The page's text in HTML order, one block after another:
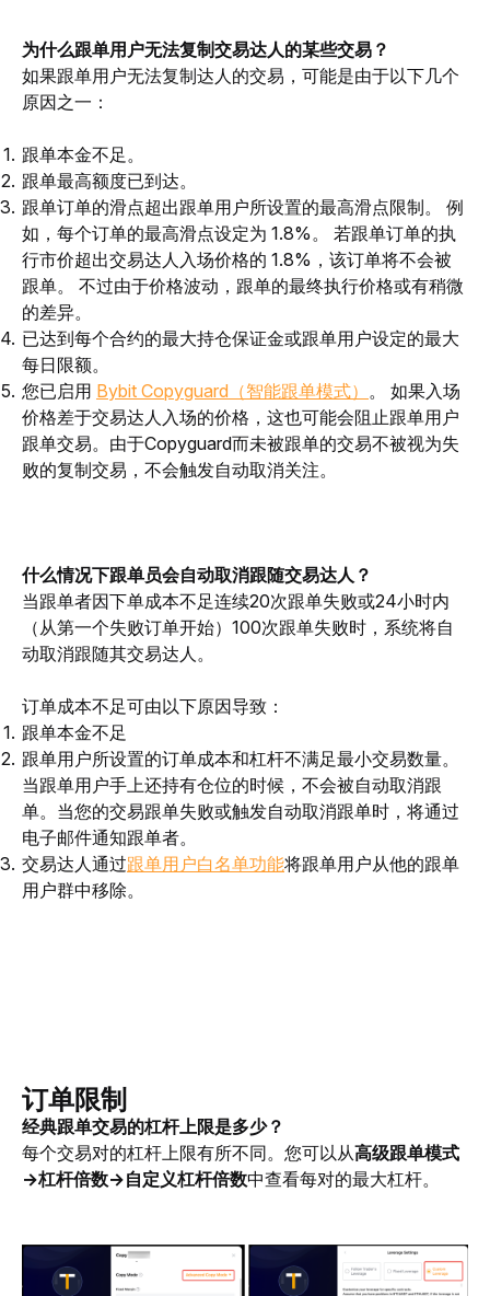
为什么跟单用户无法复制交易达人的某些交易？
如果跟单用户无法复制达人的交易，可能是由于以下几个
原因之一：
跟单本金不足。
跟单最高额度已到达。
跟单订单的滑点超出跟单用户所设置的最高滑点限制。 例
如，每个订单的最高滑点设定为 1.8%。 若跟单订单的执
行市价超出交易达人入场价格的 1.8%，该订单将不会被
跟单。 不过由于价格波动，跟单的最终执行价格或有稍微
的差异。
已达到每个合约的最大持仓保证金或跟单用户设定的最大
每日限额。
您已启用 Bybit Copyguard（智能跟单模式） 。 如果入场
价格差于交易达人入场的价格，这也可能会阻止跟单用户
跟单交易。由于Copyguard而未被跟单的交易不被视为失
败的复制交易，不会触发自动取消关注。
什么情况下跟单员会自动取消跟随交易达人？
当跟单者因下单成本不足连续20次跟单失败或24小时内
（从第一个失败订单开始）100次跟单失败时，系统将自
动取消跟随其交易达人。
订单成本不足可由以下原因导致：
跟单本金不足
跟单用户所设置的订单成本和杠杆不满足最小交易数量。
当跟单用户手上还持有仓位的时候，不会被自动取消跟
单。当您的交易跟单失败或触发自动取消跟单时，将通过
电子邮件通知跟单者。
交易达人通过跟单用户白名单功能将跟单用户从他的跟单
用户群中移除。
订单限制
经典跟单交易的杠杆上限是多少？
每个交易对的杠杆上限有所不同。您可以从高级跟单模式
→杠杆倍数→自定义杠杆倍数中查看每对的最大杠杆。